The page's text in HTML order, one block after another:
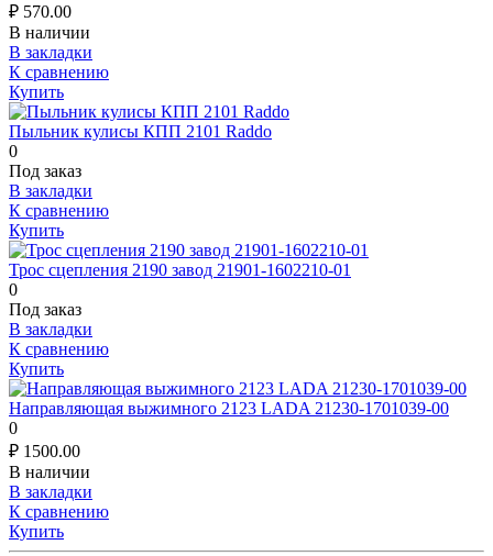
₽ 570.00
В наличии
В закладки
К сравнению
Купить
Пыльник кулисы КПП 2101 Raddo
0
Под заказ
В закладки
К сравнению
Купить
Трос сцепления 2190 завод 21901-1602210-01
0
Под заказ
В закладки
К сравнению
Купить
Направляющая выжимного 2123 LADA 21230-1701039-00
0
₽ 1500.00
В наличии
В закладки
К сравнению
Купить